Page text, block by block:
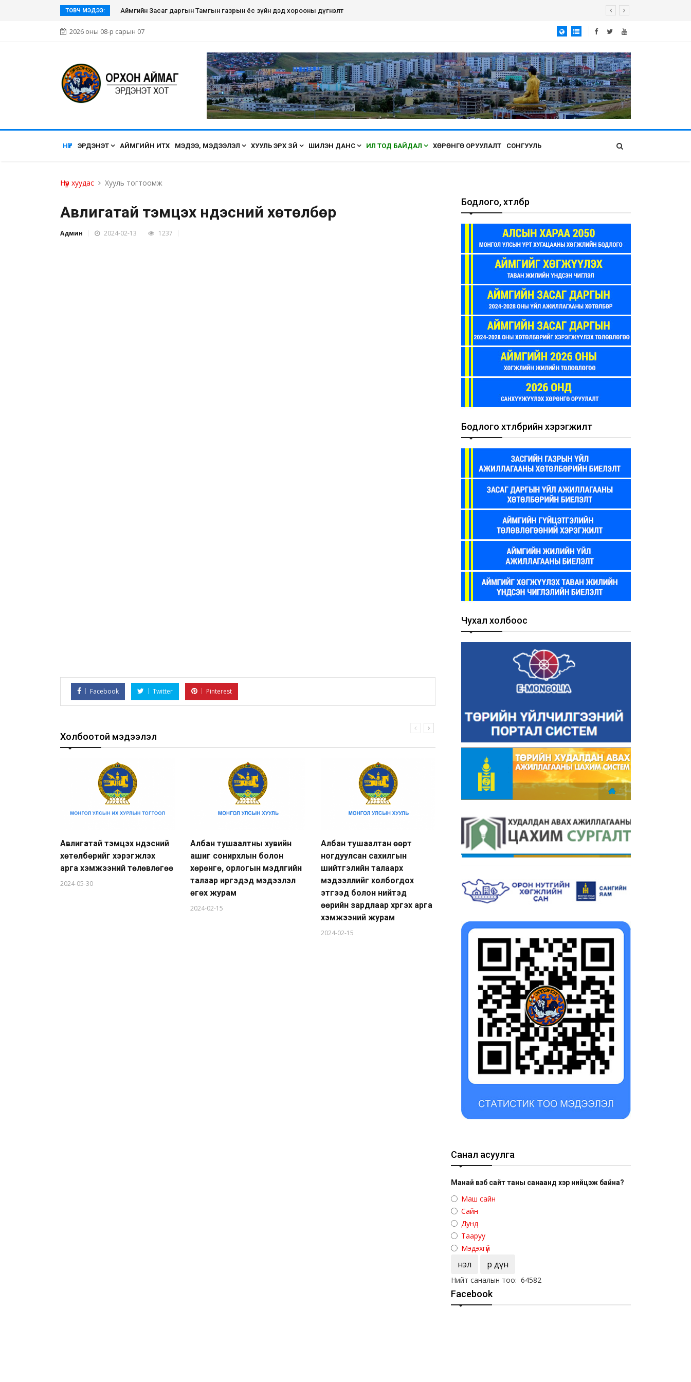
ТОВЧ МЭДЭЭ: Эрдэнэт хүмүүсийн нэгдэл болсон Эрдэнэт хот ирэх бүрт өнгөө засаж, үүдээ нээн угтана аа
2026 оны 08-р сарын 07
НҮҮР ЭРДЭНЭТ АЙМГИЙН ИТХ МЭДЭЭ, МЭДЭЭЛЭЛ ХУУЛЬ ЭРХ ЗҮЙ ШИЛЭН ДАНС ИЛ ТОД БАЙДАЛ ХӨРӨНГӨ ОРУУЛАЛТ СОНГУУЛЬ
Нүүр хуудас Хууль тогтоомж
Авлигатай тэмцэх үндэсний хөтөлбөр
Админ 2024-02-13 1237
Facebook Twitter Pinterest
Холбоотой мэдээлэл
Авлигатай тэмцэх үндэсний
хөтөлбөрийг хэрэгжүүлэх
арга хэмжээний төлөвлөгөө
2024-05-30
Албан тушаалтны хувийн
ашиг сонирхлын болон
хөрөнгө, орлогын мэдүүлгийн
талаар иргэдэд мэдээлэл
өгөх журам
2024-02-15
Албан тушаалтан өөрт
ногдуулсан сахилгын
шийтгэлийн талаарх
мэдээллийг холбогдох
этгээд болон нийтэд
өөрийн зардлаар хүргэх арга
хэмжээний журам
2024-02-15
Авлигатай тэмцэх үндэсний
хөтөлбөр
Авлигын эсрэг Нэгдсэн
Үндэстний байгууллагын
2024-02-12
Бодлого, хөтөлбөр
Бодлого хөтөлбөрийн хэрэгжилт
Чухал холбоос
Санал асуулга
Манай вэб сайт таны санаанд хэр нийцэж байна?
Маш сайн
Сайн
Дунд
Тааруу
Мэдэхгүй
Үнэл Үр дүн
Нийт саналын тоо: 64582
Facebook